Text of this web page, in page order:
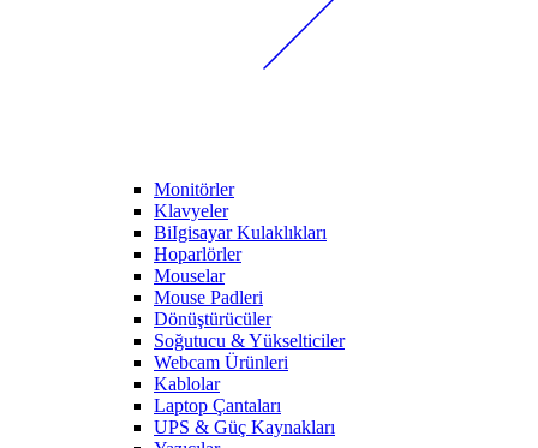
Monitörler
Klavyeler
BiIgisayar Kulaklıkları
Hoparlörler
Mouselar
Mouse Padleri
Dönüştürücüler
Soğutucu & Yükselticiler
Webcam Ürünleri
Kablolar
Laptop Çantaları
UPS & Güç Kaynakları